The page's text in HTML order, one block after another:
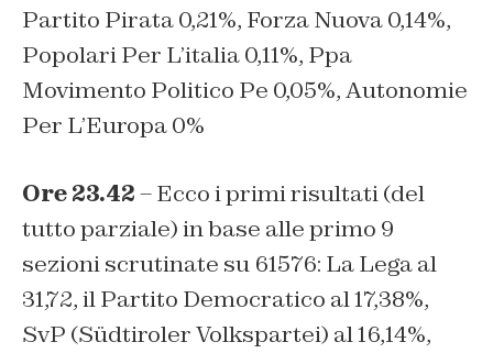
Partito Pirata 0,21%, Forza Nuova 0,14%,
Popolari Per L’italia 0,11%, Ppa
Movimento Politico Pe 0,05%, Autonomie
Per L’Europa 0%
Ore 23.42– Ecco i primi risultati (del
tutto parziale) in base alle primo 9
sezioni scrutinate su 61576: La Lega al
31,72, il Partito Democratico al 17,38%,
SvP (Südtiroler Volkspartei) al 16,14%,